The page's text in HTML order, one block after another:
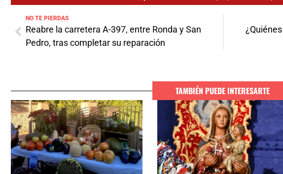
NO TE PIERDAS
Reabre la carretera A-397, entre Ronda y San
Pedro, tras completar su reparación
TAMBIÉN PUEDE INTERESARTE